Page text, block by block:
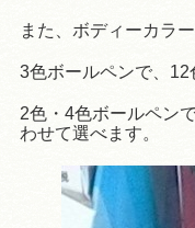
また、ボディーカラー
3色ボールペンで、12
2色・4色ボールペン
わせて選べます。